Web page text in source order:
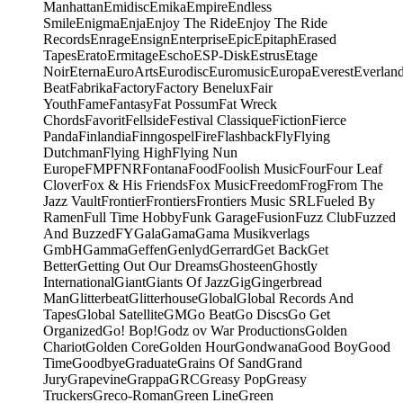
ManhattanEmidiscEmikaEmpireEndless
SmileEnigmaEnjaEnjoy The RideEnjoy The Ride
RecordsEnrageEnsignEnterpriseEpicEpitaphErased
TapesEratoErmitageEschoESP-DiskEstrusEtage
NoirEternaEuroArtsEurodiscEuromusicEuropaEverest
BeatFabrikaFactoryFactory BeneluxFair
YouthFameFantasyFat PossumFat Wreck
ChordsFavoritFellsideFestival ClassiqueFictionFierce
PandaFinlandiaFinngospelFireFlashbackFlyFlying
DutchmanFlying HighFlying Nun
EuropeFMPFNRFontanaFoodFoolish MusicFourFour Leaf
CloverFox & His FriendsFox MusicFreedomFrogFrom The
Jazz VaultFrontierFrontiersFrontiers Music SRLFueled By
RamenFull Time HobbyFunk GarageFusionFuzz ClubFuzzed
And BuzzedFYGalaGamaGama Musikverlags
GmbHGammaGeffenGenlydGerrardGet BackGet
BetterGetting Out Our DreamsGhosteenGhostly
InternationalGiantGiants Of JazzGigGingerbread
ManGlitterbeatGlitterhouseGlobalGlobal Records And
TapesGlobal SatelliteGMGo BeatGo DiscsGo Get
OrganizedGo! Bop!Godz ov War ProductionsGolden
ChariotGolden CoreGolden HourGondwanaGood BoyGood
TimeGoodbyeGraduateGrains Of SandGrand
JuryGrapevineGrappaGRCGreasy PopGreasy
TruckersGreco-RomanGreen LineGreen